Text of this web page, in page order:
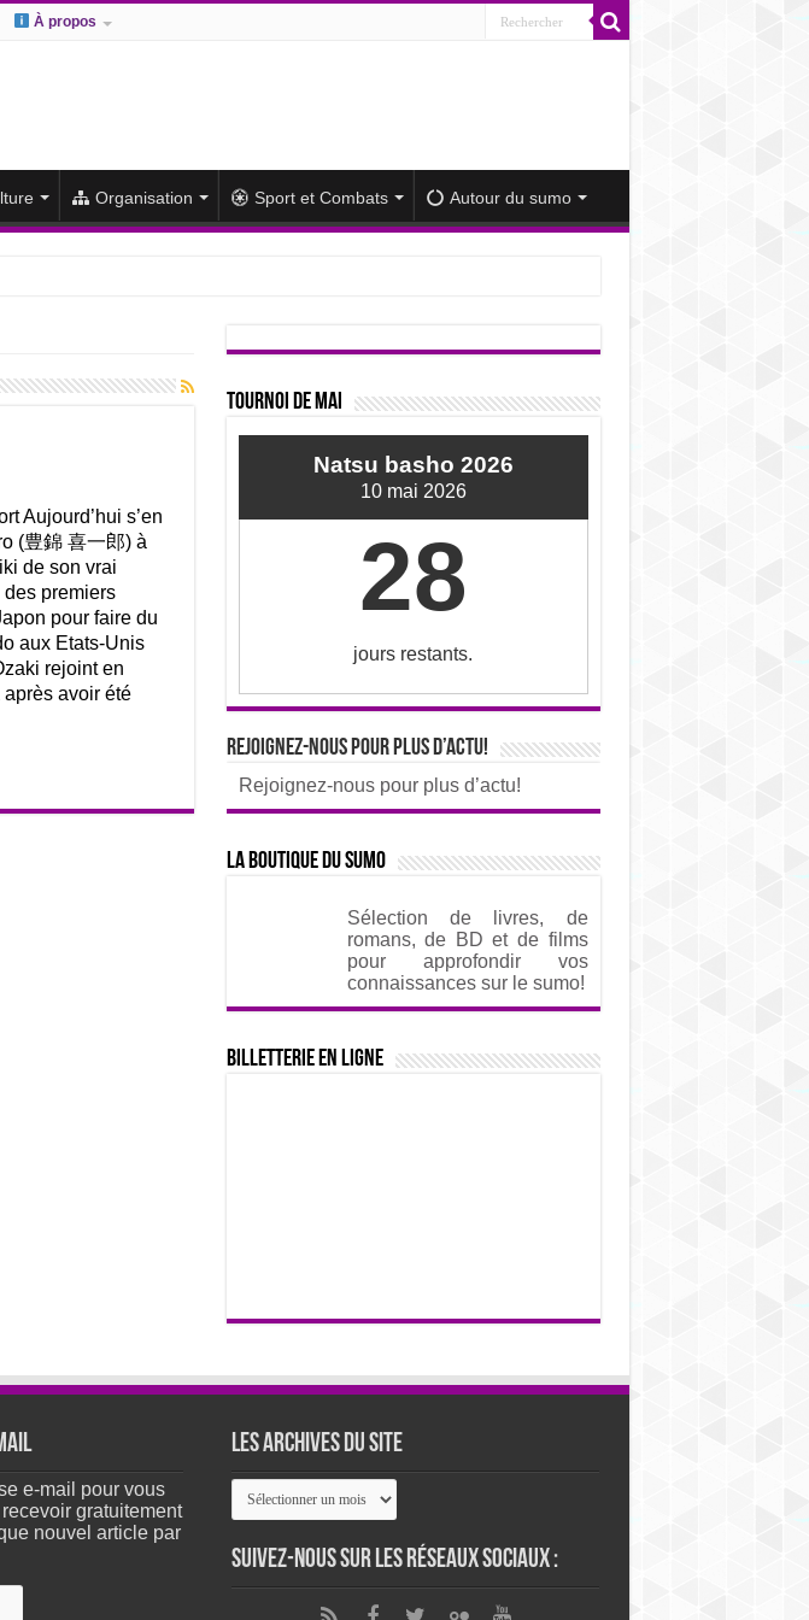
À propos
Organisation Sport et Combats Autour du sumo
victoires face à un Hoshoryu diminué
et d’Atamifuji
Aujourd’hui s’en
(豊錦 喜一郎) à
de son vrai
des premiers
pour faire du
aux Etats-Unis
rejoint en
avoir été
Tournoi de mai
Natsu basho 2026
10 mai 2026
28
jours restants.
Rejoignez-nous pour plus d’actu!
Rejoignez-nous pour plus d’actu!
La boutique du sumo
Sélection de livres, de
romans, de BD et de films
pour approfondir vos
connaissances sur le sumo!
Billetterie en ligne
e-mail pour vous
gratuitement
nouvel article par
Les archives du site
Les
archives
site
Suivez-nous sur les réseaux sociaux :